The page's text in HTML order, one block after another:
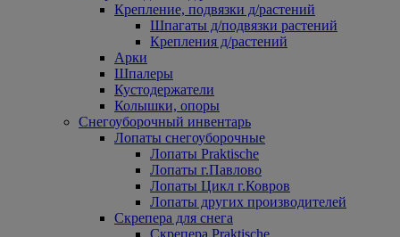
Крепление, подвязки д/растений
Шпагаты д/подвязки растений
Крепления д/растений
Арки
Шпалеры
Кустодержатели
Колышки, опоры
Снегоуборочный инвентарь
Лопаты снегоуборочные
Лопаты Praktische
Лопаты г.Павлово
Лопаты Цикл г.Ковров
Лопаты других производителей
Скрепера для снега
Скрепера Praktische